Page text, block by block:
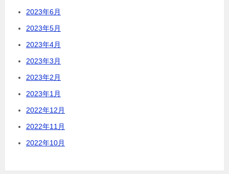
2023年6月
2023年5月
2023年4月
2023年3月
2023年2月
2023年1月
2022年12月
2022年11月
2022年10月